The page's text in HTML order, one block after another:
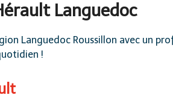
Languedoc
Languedoc Roussillon avec un
!